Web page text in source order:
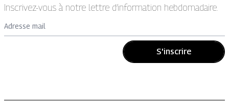
Inscrivez-vous à notre lettre d’information hebdomadaire.
Adresse mail
S'inscrire